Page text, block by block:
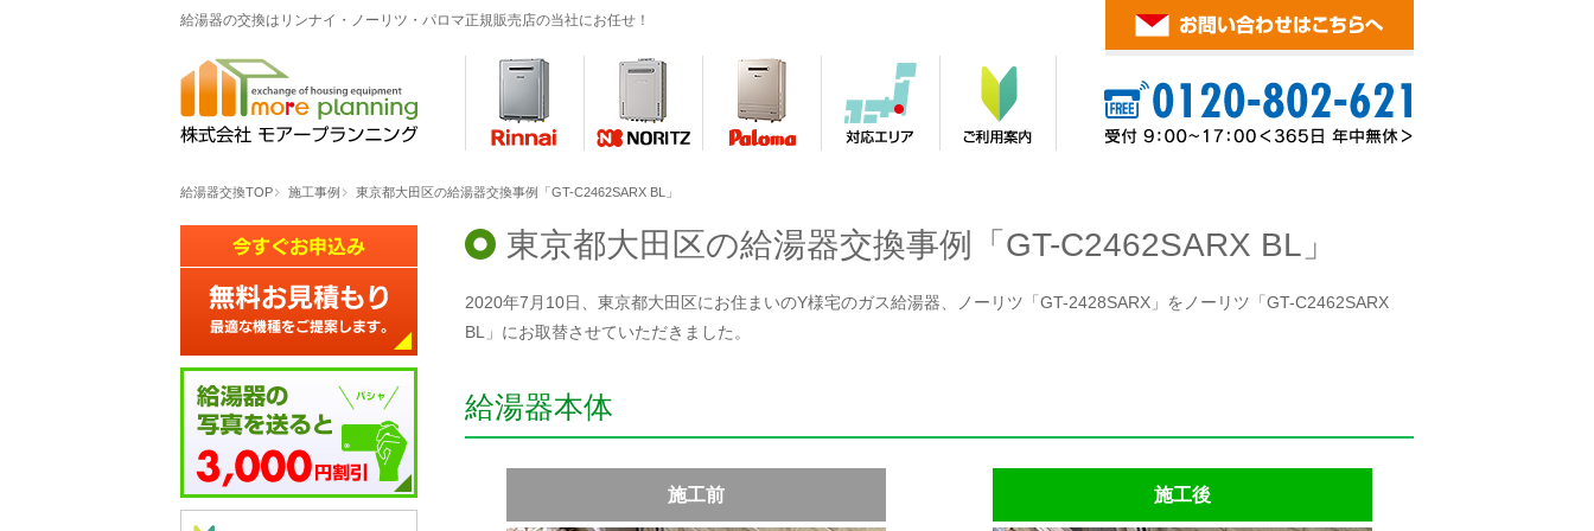
給湯器の交換はリンナイ・ノーリツ・パロマ正規販売店の当社にお任せ！
給湯器交換TOP 施工事例 東京都大田区の給湯器交換事例「GT-C2462SARX BL」
東京都大田区の給湯器交換事例「GT-C2462SARX BL」
2020年7月10日、東京都大田区にお住まいのY様宅のガス給湯器、ノーリツ「GT-2428SARX」をノーリツ「GT-C2462SARX
BL」にお取替させていただきました。
給湯器本体
施工前 施工後